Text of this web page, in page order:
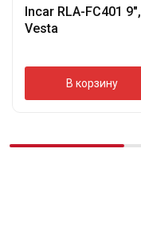
Incar RLA-FC401 9″,
Vesta
В корзину